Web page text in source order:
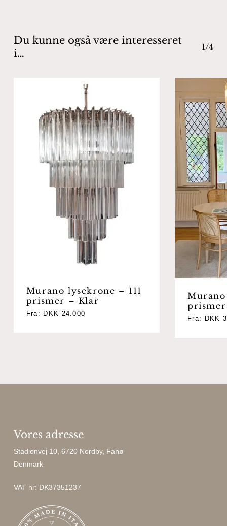
Du kunne også være interesseret
i…
1/4
Murano lysekrone – 111
prismer – Klar
Fra: DKK 24.000
Fra: DKK
Vores adresse
Stadionvej 10, 6720 Nordby, Fanø
Denmark
VAT nr: DK37351237